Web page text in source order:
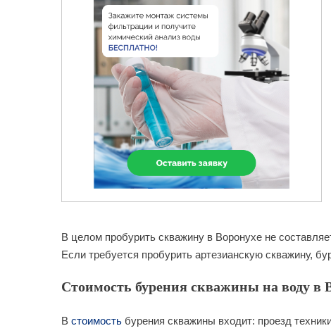
В целом пробурить скважину в Воронухе не
Если требуется пробурить артезианскую скважину,
Стоимость бурения скважины на воду в
В стоимость бурения скважины входит: проезд